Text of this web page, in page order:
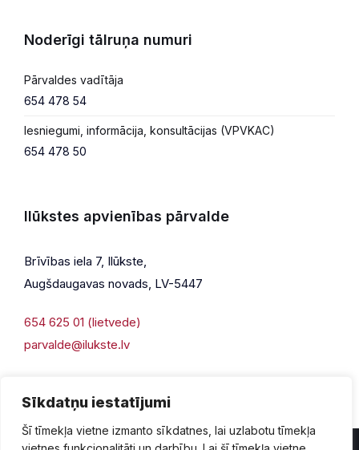
Sīkdatņu iestatījumi
Šī tīmekļa vietne izmanto sīkdatnes, lai uzlabotu tīmekļa
Noderīgi tālruņa numuri
Pārvaldes vadītāja
654 478 54
Iesniegumi, informācija, konsultācijas (VPVKAC)
654 478 50
Ilūkstes apvienības pārvalde
Brīvības iela 7, Ilūkste,
Augšdaugavas novads, LV-5447
654 625 01 (lietvede)
parvalde@ilukste.lv